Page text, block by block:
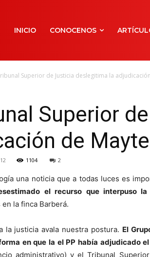
INICIO CONOCENOS
Superior de Justicia deslegitima la
Superior
de
1104 2
una noticia que a todas luces es
el recurso que interpuso
la finca Barberá.
la justicia avala nuestra postura. El
en que la el PP había adjudicado
administrativo) y el Tribunal